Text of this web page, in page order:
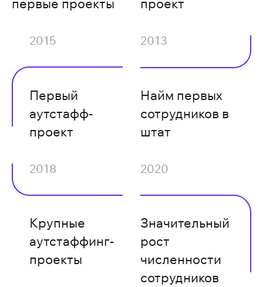
2015
Первый
аутстафф-
проект
2013
Найм первых
сотрудников в
штат
2018
Крупные
аутстаффинг-
проекты
2020
Значительный
рост
численности
сотрудников